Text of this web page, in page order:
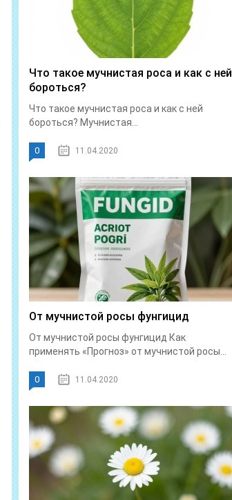
Что такое мучнистая роса и как с ней
бороться?
Что такое мучнистая роса и как с ней
бороться? Мучнистая...
0 11.04.2020
От мучнистой росы фунгицид
От мучнистой росы фунгицид Как
применять «Прогноз» от мучнистой росы...
0 11.04.2020